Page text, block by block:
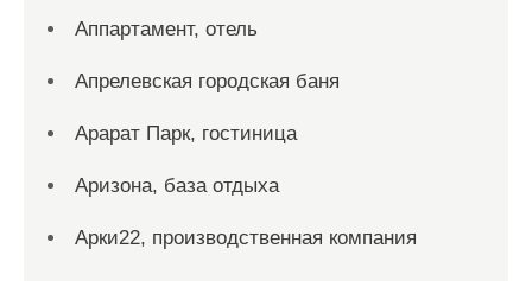
Аппартамент, отель
Апрелевская городская баня
Арарат Парк, гостиница
Аризона, база отдыха
Арки22, производственная компания